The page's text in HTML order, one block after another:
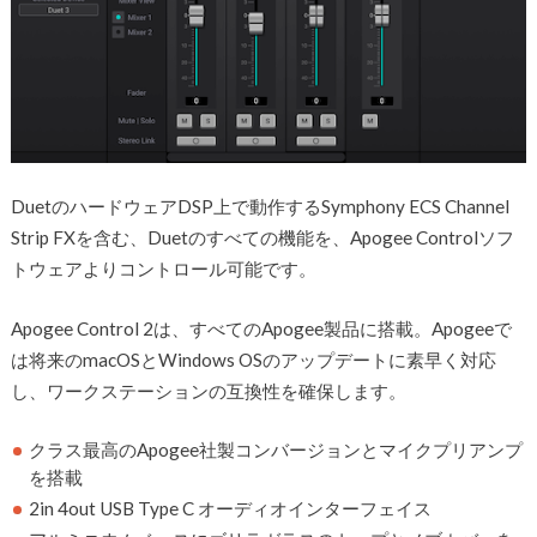
DuetのハードウェアDSP上で動作するSymphony ECS Channel
Strip FXを含む、Duetのすべての機能を、Apogee Controlソフ
トウェアよりコントロール可能です。
Apogee Control 2は、すべてのApogee製品に搭載。Apogeeで
は将来のmacOSとWindows OSのアップデートに素早く対応
し、ワークステーションの互換性を確保します。
クラス最高のApogee社製コンバージョンとマイクプリアンプ
を搭載
2in 4out USB Type C オーディオインターフェイス